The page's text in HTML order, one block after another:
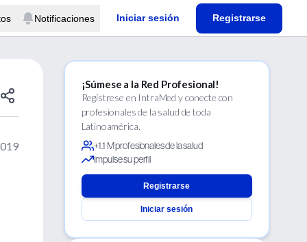
Notificaciones Iniciar sesión Registrarse
¡Súmese a la Red Profesional!
Regístrese en IntraMed y conecte con
profesionales de la salud de toda
Latinoamérica.
+1.1 M profesionales de la salud
Impulse su perfil
Registrarse
Iniciar sesión